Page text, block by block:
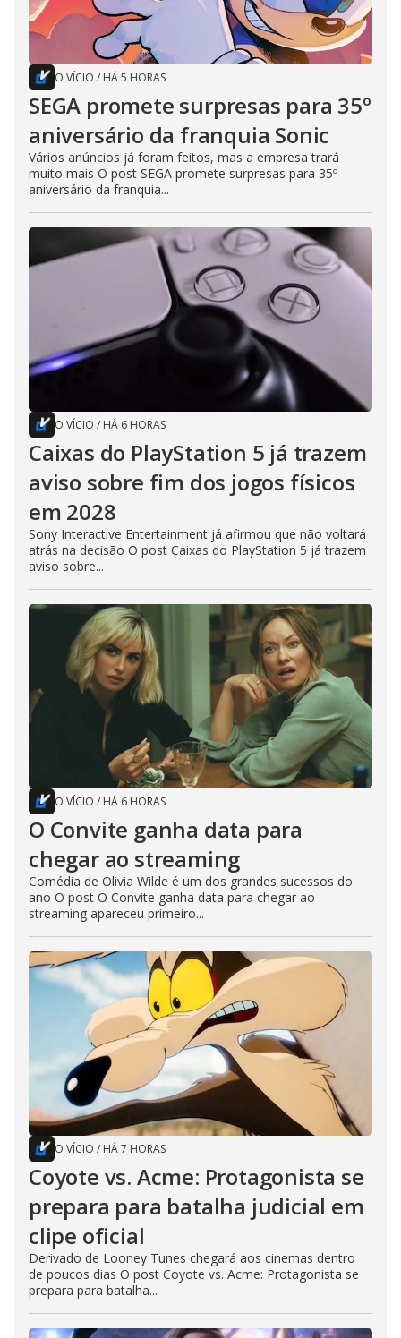
O VÍCIO / HÁ 5 HORAS
SEGA promete surpresas para 35º
aniversário da franquia Sonic
Vários anúncios já foram feitos, mas a empresa trará
muito mais O post SEGA promete surpresas para 35º
aniversário da franquia...
O VÍCIO / HÁ 6 HORAS
Caixas do PlayStation 5 já trazem
aviso sobre fim dos jogos físicos
em 2028
Sony Interactive Entertainment já afirmou que não voltará
atrás na decisão O post Caixas do PlayStation 5 já trazem
aviso sobre...
O VÍCIO / HÁ 6 HORAS
O Convite ganha data para
chegar ao streaming
Comédia de Olivia Wilde é um dos grandes sucessos do
ano O post O Convite ganha data para chegar ao
streaming apareceu primeiro...
O VÍCIO / HÁ 7 HORAS
Coyote vs. Acme: Protagonista se
prepara para batalha judicial em
clipe oficial
Derivado de Looney Tunes chegará aos cinemas dentro
de poucos dias O post Coyote vs. Acme: Protagonista se
prepara para batalha...